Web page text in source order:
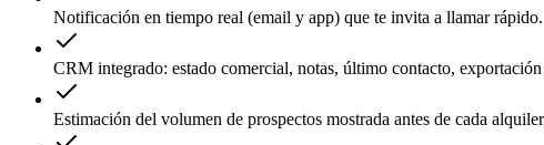
Notificación en tiempo real (email y app) que te invita a llamar rápido.
CRM integrado: estado comercial, notas, último contacto,
Estimación del volumen de prospectos mostrada antes de cada